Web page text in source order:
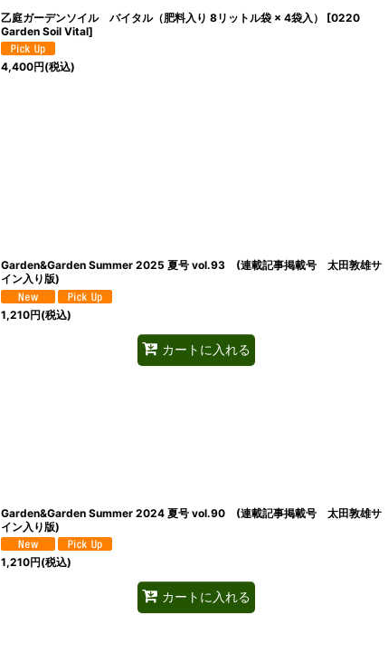
乙庭ガーデンソイル バイタル（肥料入り 8リットル袋 × 4袋入） [0220
Garden Soil Vital]
4,400円(税込)
Garden&Garden Summer 2025 夏号 vol.93 (連載記事掲載号 太田敦雄サ
イン入り版)
1,210円(税込)
カートに入れる
Garden&Garden Summer 2024 夏号 vol.90 (連載記事掲載号 太田敦雄サ
イン入り版)
1,210円(税込)
カートに入れる